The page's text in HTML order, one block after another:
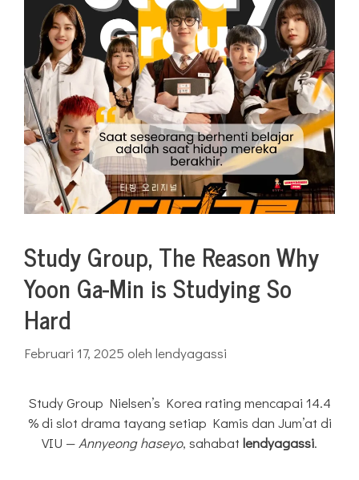
Study Group, The Reason Why
Yoon Ga-Min is Studying So
Hard
Februari 17, 2025 oleh lendyagassi
Study Group Nielsen’s Korea rating mencapai 14.4
% di slot drama tayang setiap Kamis dan Jum’at di
VIU —Annyeong haseyo, sahabat lendyagassi.